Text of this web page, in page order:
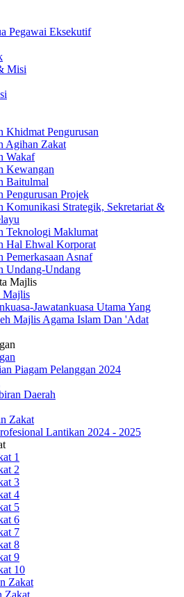
Pegawai Eksekutif
Misi
Khidmat Pengurusan
Agihan Zakat
Wakaf
Kewangan
Baitulmal
Pengurusan Projek
Komunikasi Strategik, Sekretariat &
Teknologi Maklumat
Hal Ehwal Korporat
Pemerkasaan Asnaf
Undang-Undang
Majlis
Majlis
Jawatankuasa Utama Yang
Majlis Agama Islam Dan 'Adat
Piagam Pelanggan 2024
Daerah
Zakat
Lantikan 2024 - 2025
1
2
3
4
5
6
7
8
9
10
Zakat